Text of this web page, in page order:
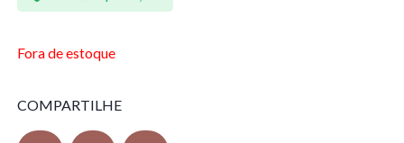
Fora de estoque
COMPARTILHE